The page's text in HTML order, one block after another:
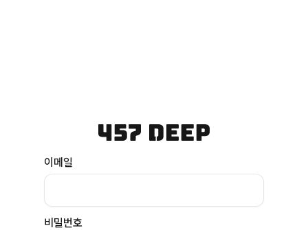
이메일
비밀번호